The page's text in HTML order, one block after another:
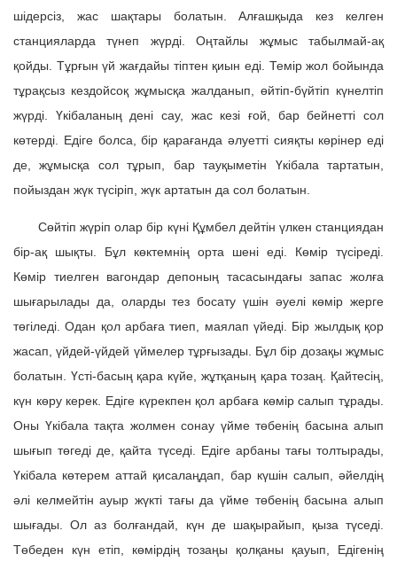
шідерсіз, жас шақтары болатын. Алғашқыда кез келген
станцияларда түнеп жүрді. Оңтайлы жұмыс табылмай-ақ
қойды. Тұрғын үй жағдайы тіптен қиын еді. Темір жол бойында
тұрақсыз кездойсоқ жұмысқа жалданып, өйтіп-бүйтіп күнелтіп
жүрді. Үкібаланың дені сау, жас кезі ғой, бар бейнетті сол
көтерді. Едіге болса, бір қарағанда әлуетті сияқты көрінер еді
де, жұмысқа сол тұрып, бар тауқыметін Үкібала тартатын,
пойыздан жүк түсіріп, жүк артатын да сол болатын.
Сөйтіп жүріп олар бір күні Құмбел дейтін үлкен станциядан
бір-ақ шықты. Бұл көктемнің орта шені еді. Көмір түсіреді.
Көмір тиелген вагондар депоның тасасындағы запас жолға
шығарылады да, оларды тез босату үшін әуелі көмір жерге
төгіледі. Одан қол арбаға тиеп, маялап үйеді. Бір жылдық қор
жасап, үйдей-үйдей үймелер тұрғызады. Бұл бір дозақы жұмыс
болатын. Үсті-басың қара күйе, жұтқаның қара тозаң. Қайтесің,
күн көру керек. Едіге күрекпен қол арбаға көмір салып тұрады.
Оны Үкібала тақта жолмен сонау үйме төбенің басына алып
шығып төгеді де, қайта түседі. Едіге арбаны тағы толтырады,
Үкібала көтерем аттай қисалаңдап, бар күшін салып, әйелдің
әлі келмейтін ауыр жүкті тағы да үйме төбенің басына алып
шығады. Ол аз болғандай, күн де шақырайып, қыза түседі.
Төбеден күн етіп, көмірдің тозаңы қолқаны қауып, Едігенің